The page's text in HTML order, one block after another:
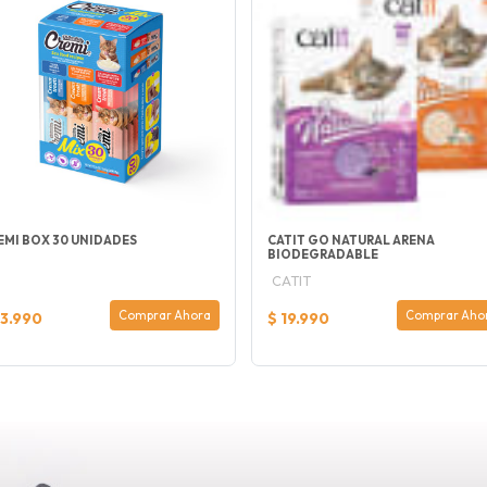
BOX 30 UNIDADES
Comprar Ahora
CATIT GO NATURAL ARENA
BIODEGRADABLE
CATIT
$ 19.990 Comprar